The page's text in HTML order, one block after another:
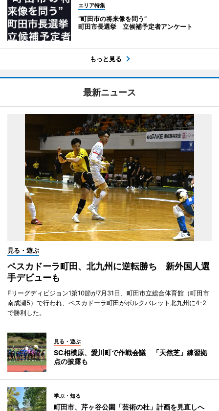
エリア特集
“町田市の将来像を問う”
町田市長選挙 立候補予定者アンケート
もっと見る
最新ニュース
見る・遊ぶ
ペスカドーラ町田、北九州に逆転勝ち 新外国人選
手デビューも
Fリーグディビジョン1第10節が7月31日、町田市立総合体育館（町田市
南成瀬5）で行われ、ペスカドーラ町田がボルクバレット北九州に4-2
で勝利した。
見る・遊ぶ
SC相模原、愛川町で作戦会議 「天然芝」練習拠
点の披露も
学ぶ・知る
町田市、芹ヶ谷公園「芸術の杜」計画を見直しへ